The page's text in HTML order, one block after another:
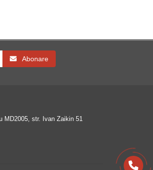
Abonare
MD2005, str. Ivan Zaikin 51